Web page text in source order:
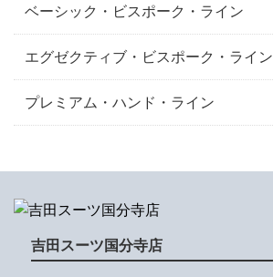
ベーシック・ビスポーク・ライン
エグゼクティブ・ビスポーク・ライン
プレミアム・ハンド・ライン
吉田スーツ国分寺店